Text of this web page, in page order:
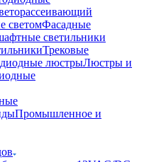
светомФасадные
светильники
Трековые
люстрыЛюстры и
Промышленное и